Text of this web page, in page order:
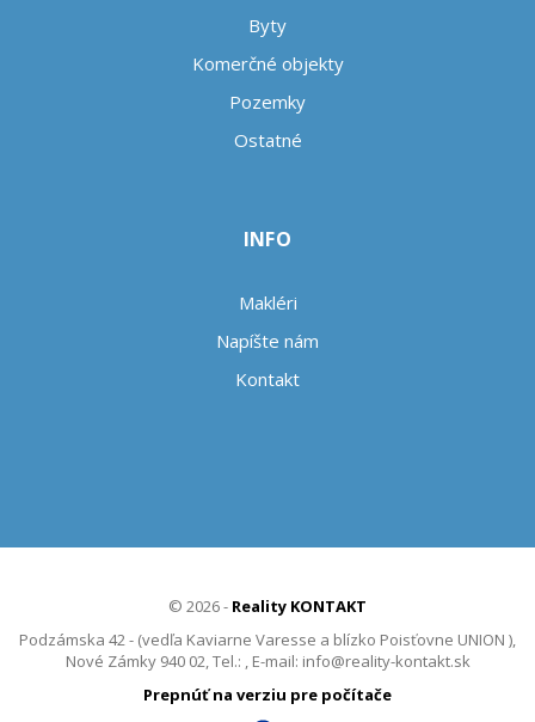
Byty
Komerčné objekty
Pozemky
Ostatné
INFO
Makléri
Napíšte nám
Kontakt
© 2026 - Reality KONTAKT
Podzámska 42 - (vedľa Kaviarne Varesse a blízko Poisťovne UNION ),
Nové Zámky 940 02, Tel.: , E-mail: info@reality-kontakt.sk
Prepnúť na verziu pre počítače